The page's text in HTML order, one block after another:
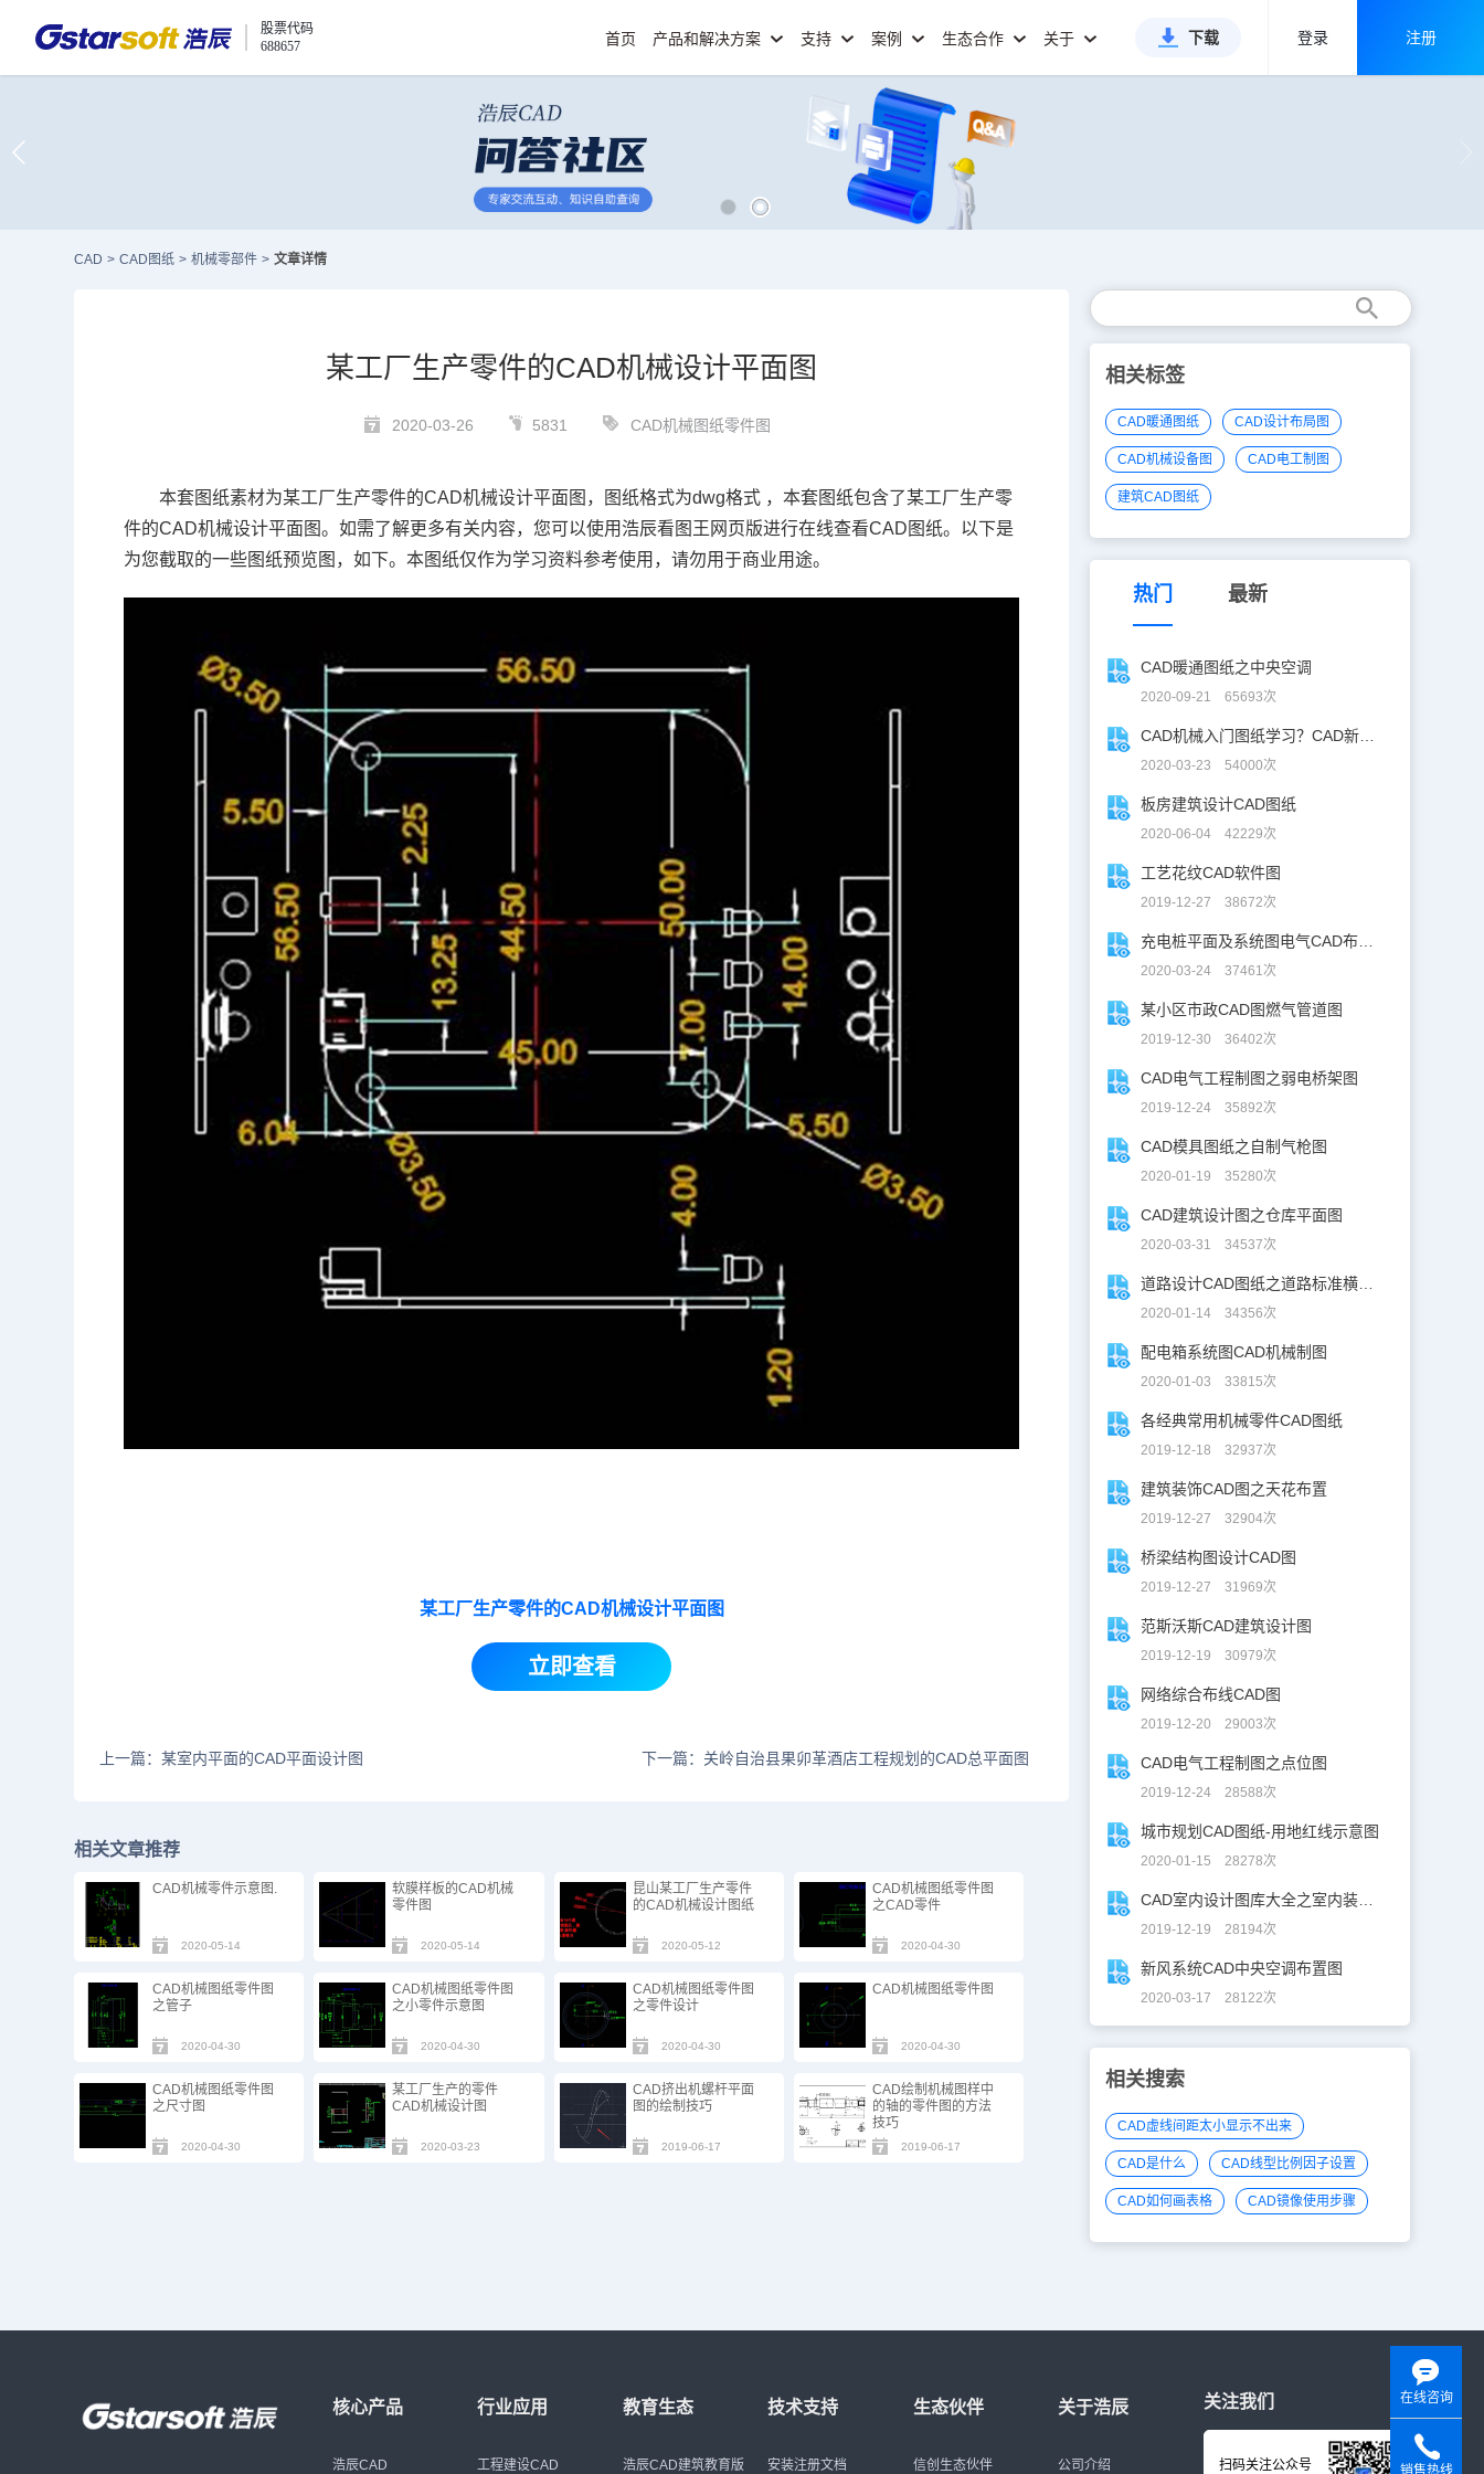
股票代码
688657
首页 产品和解决方案 支持 案例 生态合作 关于 下载 登录 注册
CAD > CAD图纸 > 机械零部件 > 文章详情
某工厂生产零件的CAD机械设计平面图
2020-03-26 5831 CAD机械图纸零件图
本套图纸素材为某工厂生产零件的CAD机械设计平面图，图纸格式为dwg格式 ，本套图纸包含了某工厂生产零
件的CAD机械设计平面图。如需了解更多有关内容，您可以使用浩辰看图王网页版进行在线查看CAD图纸。以下是
为您截取的一些图纸预览图，如下。本图纸仅作为学习资料参考使用，请勿用于商业用途。
某工厂生产零件的CAD机械设计平面图
立即查看
上一篇：某室内平面的CAD平面设计图 下一篇：关岭自治县果卯革酒店工程规划的CAD总平面图
相关文章推荐
CAD机械零件示意图.
2020-05-14
软膜样板的CAD机械
零件图
2020-05-14
昆山某工厂生产零件
的CAD机械设计图纸
2020-05-12
CAD机械图纸零件图
之CAD零件
2020-04-30
CAD机械图纸零件图
之管子
2020-04-30
CAD机械图纸零件图
之小零件示意图
2020-04-30
CAD机械图纸零件图
之零件设计
2020-04-30
CAD机械图纸零件图
2020-04-30
CAD机械图纸零件图
之尺寸图
2020-04-30
某工厂生产的零件
CAD机械设计图
2020-03-23
CAD挤出机螺杆平面
图的绘制技巧
2019-06-17
CAD绘制机械图样中
的轴的零件图的方法
技巧
2019-06-17
相关标签
CAD暖通图纸 CAD设计布局图
CAD机械设备图 CAD电工制图
建筑CAD图纸
热门 最新
CAD暖通图纸之中央空调
2020-09-21 65693次
2020-03-23 54000次
板房建筑设计CAD图纸
2020-06-04 42229次
工艺花纹CAD软件图
2019-12-27 38672次
2020-03-24 37461次
某小区市政CAD图燃气管道图
2019-12-30 36402次
CAD电气工程制图之弱电桥架图
2019-12-24 35892次
CAD模具图纸之自制气枪图
2020-01-19 35280次
CAD建筑设计图之仓库平面图
2020-03-31 34537次
2020-01-14 34356次
配电箱系统图CAD机械制图
2020-01-03 33815次
各经典常用机械零件CAD图纸
2019-12-18 32937次
建筑装饰CAD图之天花布置
2019-12-27 32904次
桥梁结构图设计CAD图
2019-12-27 31969次
范斯沃斯CAD建筑设计图
2019-12-19 30979次
网络综合布线CAD图
2019-12-20 29003次
CAD电气工程制图之点位图
2019-12-24 28588次
城市规划CAD图纸-用地红线示意图
2020-01-15 28278次
2019-12-19 28194次
新风系统CAD中央空调布置图
2020-03-17 28122次
相关搜索
CAD虚线间距太小显示不出来
CAD是什么 CAD线型比例因子设置
CAD如何画表格 CAD镜像使用步骤
核心产品
浩辰CAD
行业应用
工程建设CAD
教育生态
浩辰CAD建筑教育版
技术支持
安装注册文档
生态伙伴
信创生态伙伴
关于浩辰
公司介绍
关注我们
扫码关注公众号
在线咨询
销售热线